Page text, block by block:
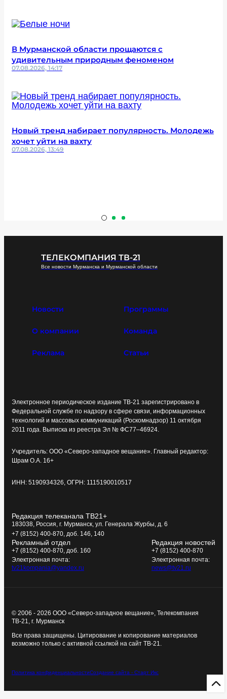
В Мурманской области прощаются с
удивительным природным феноменом
07.08.2026, 14:17
Новый тренд набирает популярность. Молодежь
хочет уйти на вахту
07.08.2026, 13:49
ТЕЛЕКОМПАНИЯ ТВ-21
Все новости Мурманска и Мурманской области
Новости Программы
О компании Команда
Реклама Статьи
Электронное периодическое издание ТВ-21 зарегистрировано в
Федеральной службе по надзору в сфере связи, информационных
технологий и массовых коммуникаций (Роскомнадзор) 11 октября
2011 года. Выписка из реестра Эл № ФС77–46924.
Учредитель: ООО «Северо-западное вещание». Главный редактор:
Шрам О.А. 16+
ИНН: 5190934326, ОГРН: 1115190010517
Редакция телеканала ТВ21+
183038, Россия, г. Мурманск, ул. Генерала Журбы, д. 6
+7 (8152) 400-870, доб. 146, 140
Рекламный отдел
+7 (8152) 400-870, доб. 160
Электронная почта:
tv21kompania@yandex.ru
Редакция новостей
+7 (8152) 400-870
Электронная почта:
news@tv21.ru
© 2006 - 2026 ООО «Северо-западное вещание», Телекомпания
ТВ-21, г. Мурманск
Все права защищены. Цитирование и копирование материалов
возможно только с активной ссылкой на сайт ТВ-21.
Политика конфиденциальностиСоздание сайта - Старт Икс